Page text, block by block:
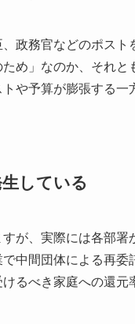
政務官などのポス
め」なのか、それと
や予算が膨張する
している
が、実際には各部
中間団体による再
るべき家庭への還元